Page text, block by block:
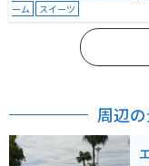
ーム
スイーツ
周辺